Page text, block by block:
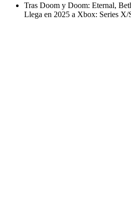
Tras Doom y Doom: Eternal,
Llega en 2025 a Xbox: Series X/